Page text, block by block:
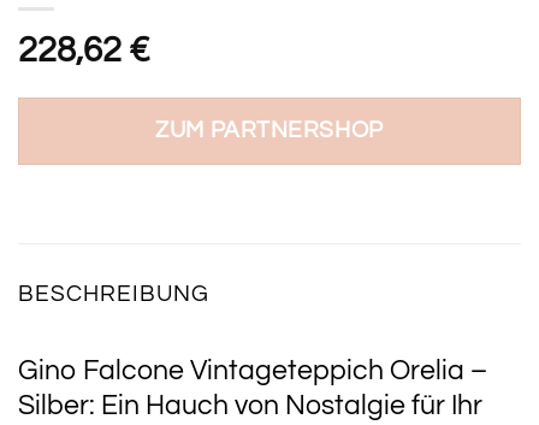
228,62 €
ZUM PARTNERSHOP
BESCHREIBUNG
Gino Falcone Vintageteppich Orelia –
Silber: Ein Hauch von Nostalgie für Ihr